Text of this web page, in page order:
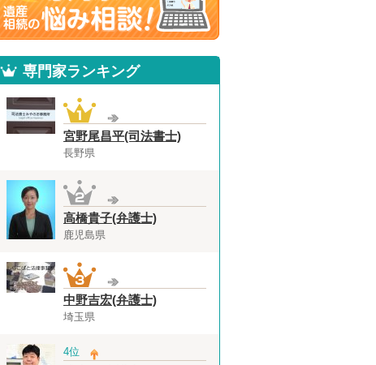
専門家ランキング
宮野尾昌平(司法書士)
長野県
高橋貴子(弁護士)
鹿児島県
中野吉宏(弁護士)
埼玉県
4位